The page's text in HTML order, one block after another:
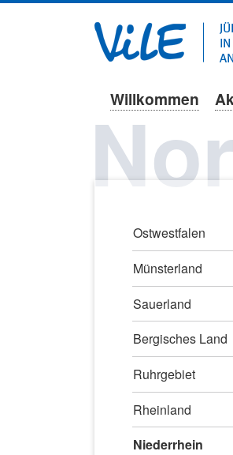
Navigation
Willkommen
Navigation
überspringen
Ostwestfalen
Münsterland
Sauerland
Bergisches Land
Ruhrgebiet
Rheinland
Niederrhein